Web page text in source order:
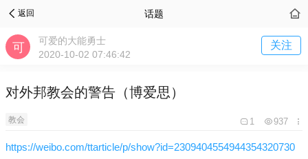
返回 话题
可爱的大能勇士
2020-10-02 07:46:42
关注
对外邦教会的警告（博爱思）
教会 1 937
https://weibo.com/ttarticle/p/show?id=2309404554944354320730